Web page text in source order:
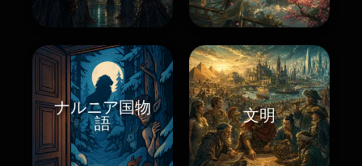
ナルニア国物
語
文明